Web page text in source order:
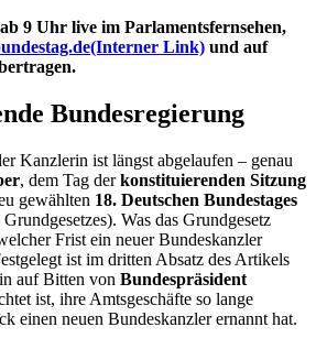
9 Uhr live im Parlamentsfernsehen,
(Interner Link) und auf
Bundesregierung
Kanzlerin ist längst abgelaufen – genau
, dem Tag derkonstituierenden Sitzung
gewählten 18. Deutschen Bundestages
Was das Grundgesetz
Frist ein neuer Bundeskanzler
ist im dritten Absatz des Artikels
auf Bitten von Bundespräsident
ist, ihre Amtsgeschäfte so lange
einen neuen Bundeskanzler ernannt hat.